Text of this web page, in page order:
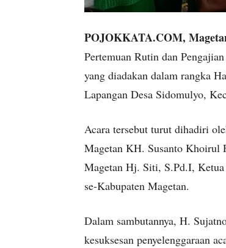
POJOKKATA.COM,
Pertemuan Rutin dan
yang diadakan dalam rangka
Lapangan Desa Sidomulyo,
Acara tersebut turut dihadiri
Magetan KH. Susanto
Magetan Hj. Siti, S.Pd.I,
se-Kabupaten Magetan.
Dalam sambutannya, H.
kesuksesan penyelenggaraan